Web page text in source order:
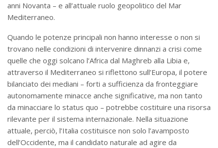
anni Novanta – e all’attuale ruolo geopolitico del Mar
Mediterraneo.
Quando le potenze principali non hanno interesse o non si
trovano nelle condizioni di intervenire dinnanzi a crisi come
quelle che oggi solcano l’Africa dal Maghreb alla Libia e,
attraverso il Mediterraneo si riflettono sull’Europa, il potere
bilanciato dei mediani – forti a sufficienza da fronteggiare
autonomamente minacce anche significative, ma non tanto
da minacciare lo status quo – potrebbe costituire una risorsa
rilevante per il sistema internazionale. Nella situazione
attuale, perciò, l’Italia costituisce non solo l’avamposto
dell’Occidente, ma il candidato naturale ad agire da